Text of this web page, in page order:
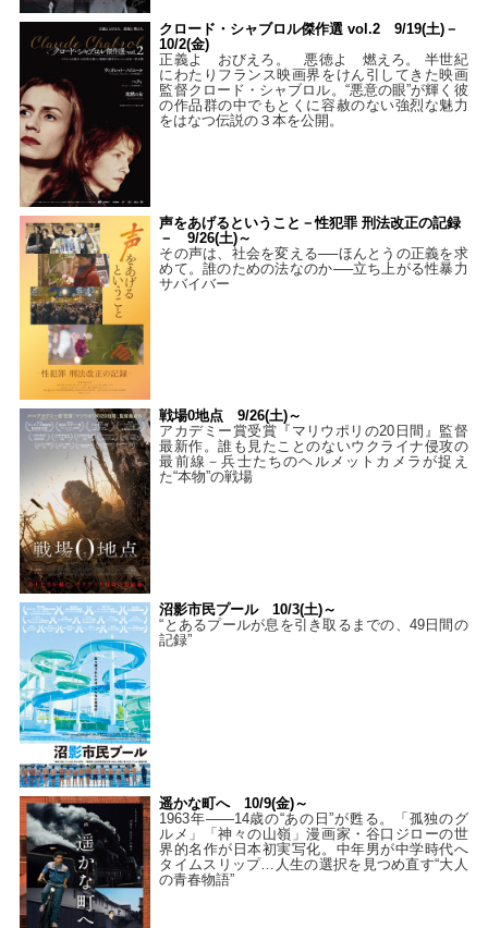
クロード・シャブロル傑作選 vol.2 9/19(土)－
10/2(金)
正義よ おびえろ。 悪徳よ 燃えろ。 半世紀
にわたりフランス映画界をけん引してきた映画
監督クロード・シャブロル。“悪意の眼”が輝く彼
の作品群の中でもとくに容赦のない強烈な魅力
をはなつ伝説の３本を公開。
声をあげるということ－性犯罪 刑法改正の記録
－ 9/26(土)～
その声は、社会を変える──ほんとうの正義を求
めて。誰のための法なのか──立ち上がる性暴力
サバイバー
戦場0地点 9/26(土)～
アカデミー賞受賞『マリウポリの20日間』監督
最新作。誰も見たことのないウクライナ侵攻の
最前線－兵士たちのヘルメットカメラが捉え
た“本物”の戦場
沼影市民プール 10/3(土)～
“とあるプールが息を引き取るまでの、49日間の
記録”
遥かな町へ 10/9(金)～
1963年――14歳の“あの日”が甦る。「孤独のグ
ルメ」「神々の山嶺」漫画家・谷口ジローの世
界的名作が日本初実写化。中年男が中学時代へ
タイムスリップ…人生の選択を見つめ直す“大人
の青春物語”